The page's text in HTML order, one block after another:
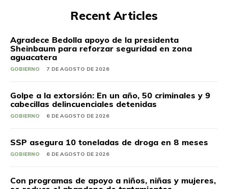
Recent Articles
Agradece Bedolla apoyo de la presidenta
Sheinbaum para reforzar seguridad en zona
aguacatera
GOBIERNO 7 DE AGOSTO DE 2026
Golpe a la extorsión: En un año, 50 criminales y 9
cabecillas delincuenciales detenidas
GOBIERNO 6 DE AGOSTO DE 2026
SSP asegura 10 toneladas de droga en 8 meses
GOBIERNO 6 DE AGOSTO DE 2026
Con programas de apoyo a niños, niñas y mujeres,